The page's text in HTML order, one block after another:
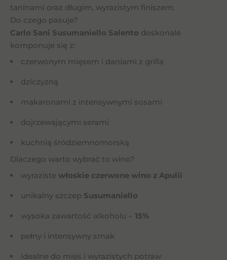
taninami oraz długim, wyrazistym finiszem.
Do czego pasuje?
Carlo Sani Susumaniello Salento doskonale
komponuje się z:
czerwonym mięsem i daniami z grilla
dziczyzną
makaronami z intensywnymi sosami
dojrzewającymi serami
kuchnią śródziemnomorską
Dlaczego warto wybrać to wino?
wyraziste włoskie czerwone wino z Apulii
unikalny szczep Susumaniello
wysoka zawartość alkoholu – 15%
pełny i intensywny smak
idealne do mięs i wyrazistych potraw